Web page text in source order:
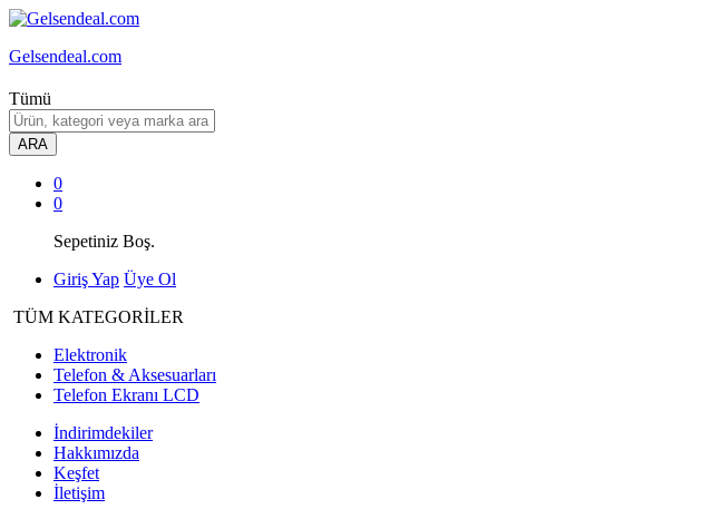
Gelsendeal.com
Tümü
ARA
0
0
Sepetiniz Boş.
Giriş Yap Üye Ol
TÜM KATEGORİLER
Elektronik
Telefon & Aksesuarları
Telefon Ekranı LCD
İndirimdekiler
Hakkımızda
Keşfet
İletişim